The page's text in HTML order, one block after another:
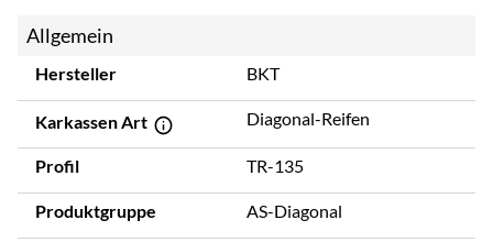
Allgemein
Hersteller BKT
Karkassen Art Diagonal-Reifen
Profil TR-135
Produktgruppe AS-Diagonal